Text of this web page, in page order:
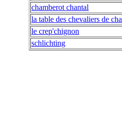
chamberot chantal
la table des chevaliers de
le crep'chignon
schlichting